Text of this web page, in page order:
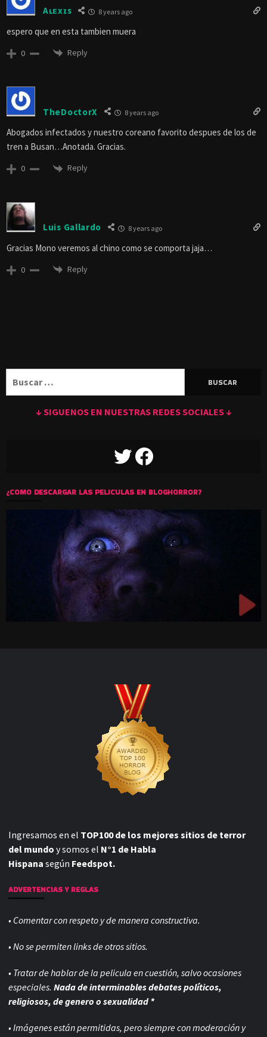
Aʟᴇxɪs 8 years ago
espero que en esta tambien muera
0 Reply
TheDoctorX 8 years ago
Abogados infectados y nuestro coreano favorito despues de los de
tren a Busan…Anotada. Gracias.
0 Reply
Luis Gallardo 8 years ago
Gracias Mono veremos al chino como se comporta jaja…
0 Reply
↓ SIGUENOS EN NUESTRAS REDES SOCIALES ↓
TWITTERFACEBOOK
¿COMO DESCARGAR LAS PELICULAS EN BLOGHORROR?
Ingresamos en el TOP100 de los mejores sitios de terror
del mundo y somos el N°1 de Habla
Hispana según Feedspot.
ADVERTENCIAS Y REGLAS
• Comentar con respeto y de manera constructiva.
• No se permiten links de otros sitios.
• Tratar de hablar de la pelicula en cuestión, salvo ocasiones
especiales. Nada de interminables debates políticos,
religiosos, de genero o sexualidad *
• Imágenes están permitidas, pero siempre conmoderación y